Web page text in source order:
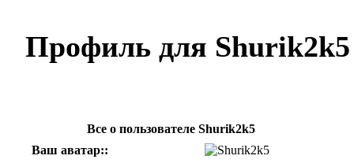
Профиль для Shurik2k5
Все о пользователе Shurik2k5
Ваш аватар::